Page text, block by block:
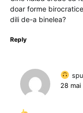
doar forme
dili de-a binelea?
Reply
28